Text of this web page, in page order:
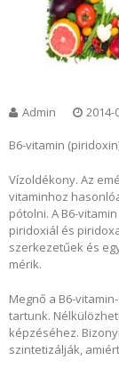
Admin 2014-
B6-vitamin
Vízoldékony. Az
vitaminhoz
pótolni. A B6-
piridoxiál és
szerkezetűek és
mérik.
Megnő a B6-
tartunk.
képzéséhez.
szintetizálják,